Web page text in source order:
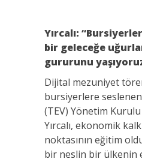
Yırcalı:
bir geleceğe
gururunu
Dijital mezuniyet
bursiyerlere
(TEV) Yönetim Kurulu
Yırcalı, ekonomik
noktasının eğitim
bir neslin bir ülkenin